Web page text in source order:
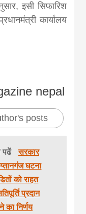
इसी सिफारिश
कार्यालय
nepal
posts
पढें
सरकार
घटना
को राहत
प्रदान
का निर्णय